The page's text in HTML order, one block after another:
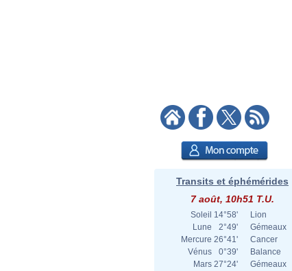
Transits et éphémérides
7 août, 10h51 T.U.
Soleil 14°58'
Lion
Lune
2°49'
Gémeaux
Mercure 26°41'
Cancer
Vénus
0°39'
Balance
Mars 27°24'
Gémeaux